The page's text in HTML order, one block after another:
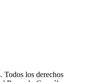
los derechos